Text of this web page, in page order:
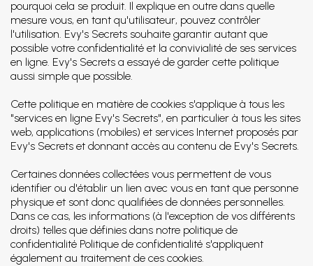
pourquoi cela se produit. Il explique en outre dans quelle
mesure vous, en tant qu'utilisateur, pouvez contrôler
l'utilisation. Evy's Secrets souhaite garantir autant que
possible votre confidentialité et la convivialité de ses services
en ligne. Evy's Secrets a essayé de garder cette politique
aussi simple que possible.
Cette politique en matière de cookies s'applique à tous les
"services en ligne Evy's Secrets", en particulier à tous les sites
web, applications (mobiles) et services Internet proposés par
Evy's Secrets et donnant accès au contenu de Evy's Secrets.
Certaines données collectées vous permettent de vous
identifier ou d'établir un lien avec vous en tant que personne
physique et sont donc qualifiées de données personnelles.
Dans ce cas, les informations (à l'exception de vos différents
droits) telles que définies dans notre politique de
confidentialité Politique de confidentialité s'appliquent
également au traitement de ces cookies.